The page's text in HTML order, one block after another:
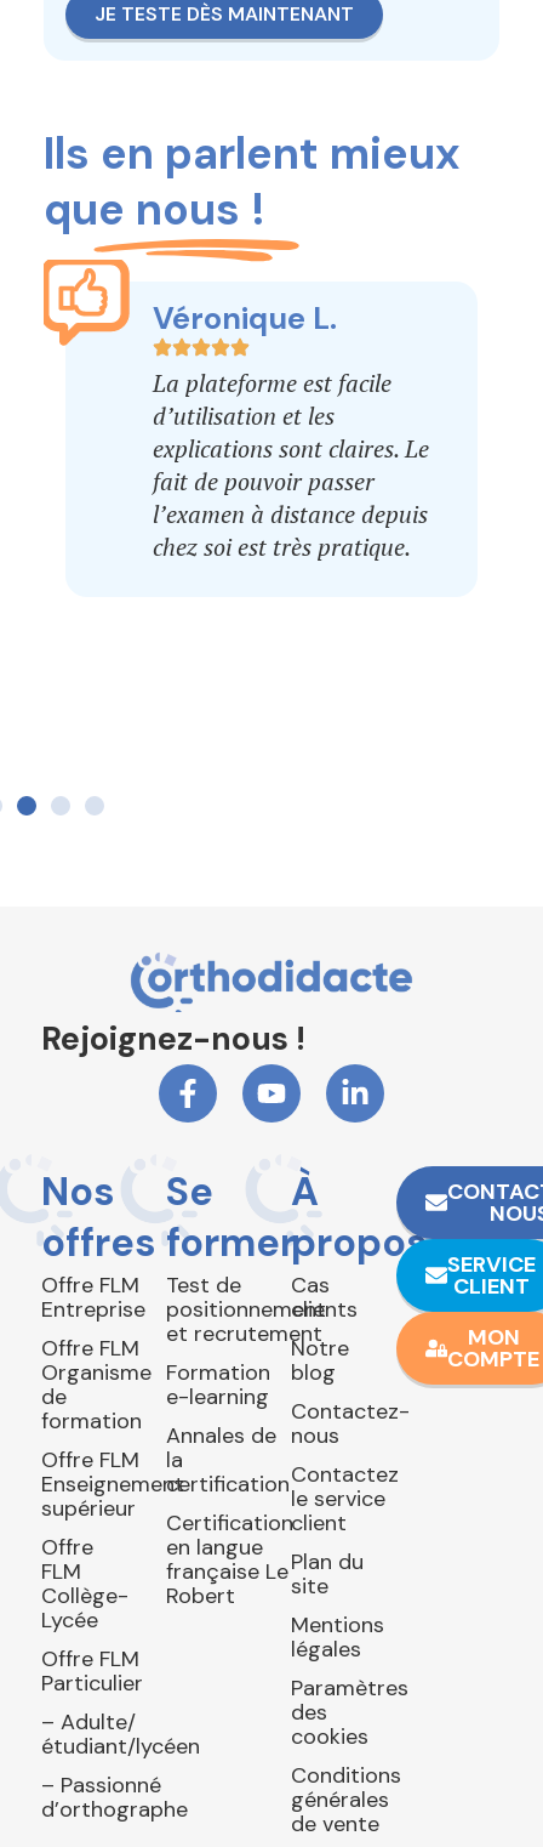
JE TESTE DÈS MAINTENANT
Ils en parlent mieux
que nous !
Véronique L.
La plateforme est facile
d’utilisation et les
explications sont claires. Le
fait de pouvoir passer
l’examen à distance depuis
chez soi est très pratique.
Rejoignez-nous !
Nos
offres
Offre FLM
Entreprise
Offre FLM
Organisme
de
formation
Offre FLM
Enseignement
supérieur
Offre
FLM
Collège-
Lycée
Offre FLM
Particulier
– Adulte/
étudiant/lycéen
– Passionné
d’orthographe
Se
former
Test de
positionnement
et recrutement
Formation
e-learning
Annales de
la
certification
Certification
en langue
française Le
Robert
À
propos
Cas
clients
Notre
blog
Contactez-
nous
Contactez
le service
client
Plan du
site
Mentions
légales
Paramètres
des
cookies
Conditions
générales
de vente
SERVICE
CLIENT
MON
COMPTE